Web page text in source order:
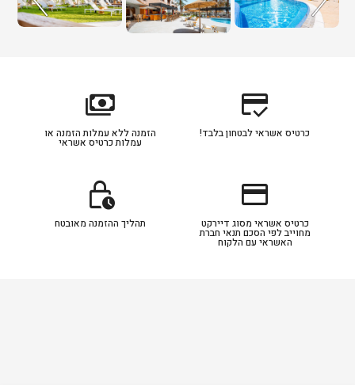
credit_score
כרטיס אשראי לבטחון בלבד!
payments
הזמנה ללא עמלות הזמנה או
עמלות כרטיס אשראי
credit_card
כרטיס אשראי מסוג דיירקט
מחוייב לפי הסכם תנאי חברת
האשראי עם הלקוח
lock_clock
תהליך ההזמנה מאובטח